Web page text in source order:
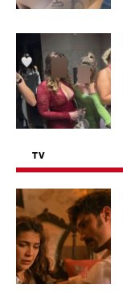
TV